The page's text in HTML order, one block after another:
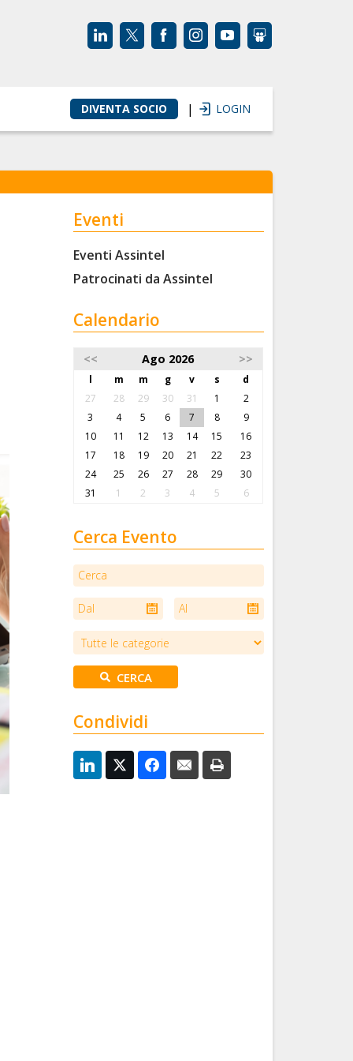
DIVENTA SOCIO | LOGIN
Eventi
Eventi Assintel
Patrocinati da Assintel
Calendario
<< Ago 2026 >>
l m m g v s
d
27
28 29 30 31 1
2
3
4 5 6 7 8
9
10
11 12 13 14 15
16
17
18 19 20 21 22
23
24
25 26 27 28 29
30
31
1 2 3 4 5 6
Cerca Evento
Condividi